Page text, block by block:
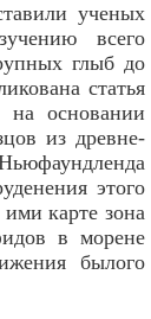
ученых
всего
глыб до
статья
основании
из древне-
этого
карте зона
в морене
былого